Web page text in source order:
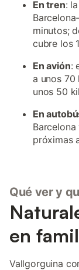
En tren:
minutos;
cubre los
En avión:
a unos 70
unos 50
En
próximas
Qué ver y
en
Vallgorguina